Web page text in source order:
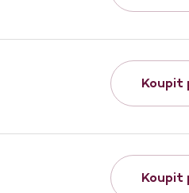
Koupit
Koupit